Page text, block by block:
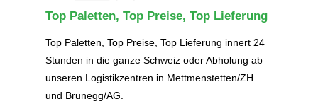
Top Paletten, Top Preise, Top Lieferung
Top Paletten, Top Preise, Top Lieferung innert 24
Stunden in die ganze Schweiz oder Abholung ab
unseren Logistikzentren in Mettmenstetten/ZH
und Brunegg/AG.